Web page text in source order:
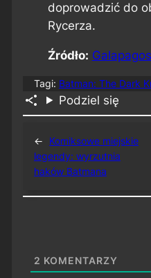
doprowadzić do
Rycerza.
Źródło:
Tagi: Batman: The Dark
Podziel się
←
Komiksowe miejskie
legendy: wyrzutnia
haków Batmana
2 KOMENTARZY